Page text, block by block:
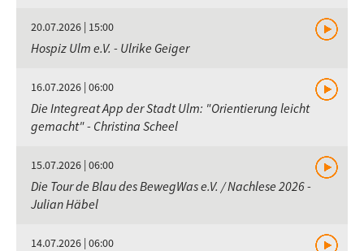
20.07.2026 | 15:00
Hospiz Ulm e.V. - Ulrike Geiger
16.07.2026 | 06:00
Die Integreat App der Stadt Ulm: "Orientierung leicht
gemacht" - Christina Scheel
15.07.2026 | 06:00
Die Tour de Blau des BewegWas e.V. / Nachlese 2026 -
Julian Häbel
14.07.2026 | 06:00